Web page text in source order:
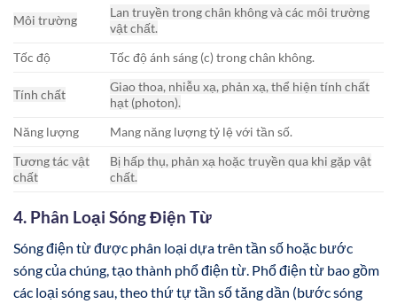
Môi trường
Lan truyền trong chân không và các môi trường
vật chất.
Tốc độ
Tốc độ ánh sáng (c) trong chân không.
Tính chất
Giao thoa, nhiễu xạ, phản xạ, thể hiện tính chất
hạt (photon).
Năng lượng
Mang năng lượng tỷ lệ với tần số.
Tương tác vật
chất
Bị hấp thụ, phản xạ hoặc truyền qua khi gặp vật
chất.
4. Phân Loại Sóng Điện Từ
Sóng điện từ được phân loại dựa trên tần số hoặc bước
sóng của chúng, tạo thành phổ điện từ. Phổ điện từ bao gồm
các loại sóng sau, theo thứ tự tần số tăng dần (bước sóng